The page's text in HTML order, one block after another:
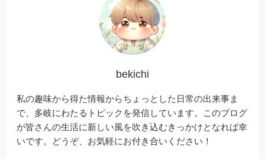
bekichi
私の趣味から得た情報からちょっとした日常の出来事ま
で、多岐にわたるトピックを発信しています。このブログ
が皆さんの生活に新しい風を吹き込むきっかけとなれば幸
いです。どうぞ、お気軽にお付き合いください！